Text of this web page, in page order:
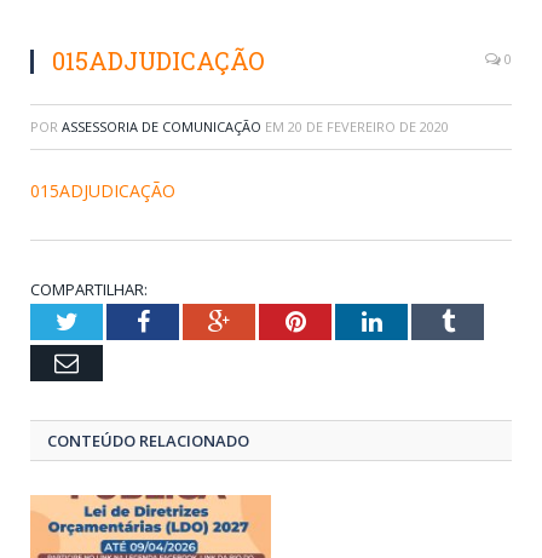
015ADJUDICAÇÃO 0
POR ASSESSORIA DE COMUNICAÇÃO EM 20 DE FEVEREIRO DE 2020
015ADJUDICAÇÃO
COMPARTILHAR:
TwitterFacebookGoogle+PinterestLinkedInTumblr
Email
CONTEÚDO RELACIONADO